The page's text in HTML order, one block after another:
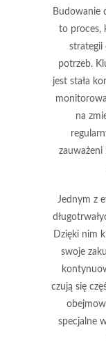
Budowanie
to proces,
strategii
potrzeb.
jest stała
na
zauważeni
Jednym z
Dzięki nim
swoje
czują się
specjalne